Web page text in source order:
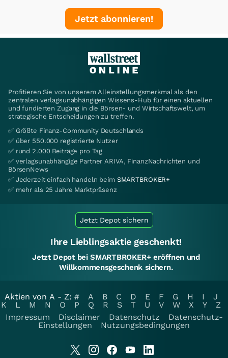
Jetzt abonnieren!
Profitieren Sie von unserem Alleinstellungsmerkmal als den
zentralen verlagsunabhängigen Wissens-Hub für einen aktuellen
und fundierten Zugang in die Börsen- und Wirtschaftswelt, um
strategische Entscheidungen zu treffen.
✅ Größte Finanz-Community Deutschlands
✅ über 550.000 registrierte Nutzer
✅ rund 2.000 Beiträge pro Tag
✅ verlagsunabhängige Partner ARIVA, FinanzNachrichten und
BörsenNews
✅ Jederzeit einfach handeln beim SMARTBROKER+
✅ mehr als 25 Jahre Marktpräsenz
Jetzt Depot sichern
Ihre Lieblingsaktie geschenkt!
Jetzt Depot bei SMARTBROKER+ eröffnen und
Willkommensgeschenk sichern.
Aktien von A - Z: # A B C D E F G H I
J
K
L M N O P Q R S T U V W X Y
Z
Impressum
Disclaimer Datenschutz
Datenschutz-
Einstellungen
Nutzungsbedingungen